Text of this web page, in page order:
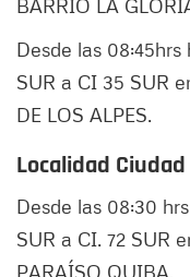
BARRIO LA
Desde las 08:45hrs
SUR a CI 35 SUR
DE LOS ALPES.
Localidad
Desde las 08:30
SUR a CI. 72 SUR
PARAÍSO QUIBA.